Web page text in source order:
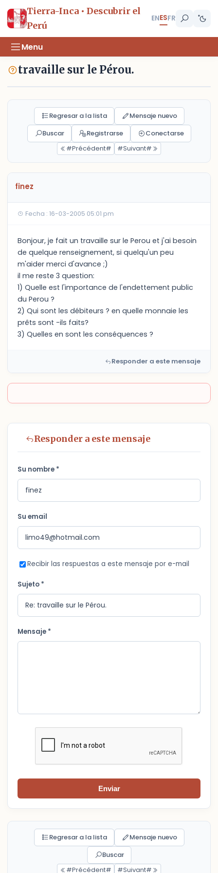
Tierra-Inca • Descubrir el
Perú
ENESFR
Menu
travaille sur le Pérou.
Regresar a la lista
Mensaje nuevo
Buscar
Registrarse
Conectarse
#Précédent#
#Suivant#
finez
Fecha : 16-03-2005 05:01 pm
Bonjour, je fait un travaille sur le Perou et j'ai besoin
de quelque renseignement, si quelqu'un peu
m'aider merci d'avance ;)
il me reste 3 question:
1) Quelle est l'importance de l'endettement public
du Perou ?
2) Qui sont les débiteurs ? en quelle monnaie les
prêts sont -ils faits?
3) Quelles en sont les conséquences ?
Responder a este mensaje
Responder a este mensaje
Su nombre *
Su email
Recibir las respuestas a este mensaje por e-mail
Sujeto *
Mensaje *
Enviar
Regresar a la lista
Mensaje nuevo
Buscar
#Précédent#
#Suivant#